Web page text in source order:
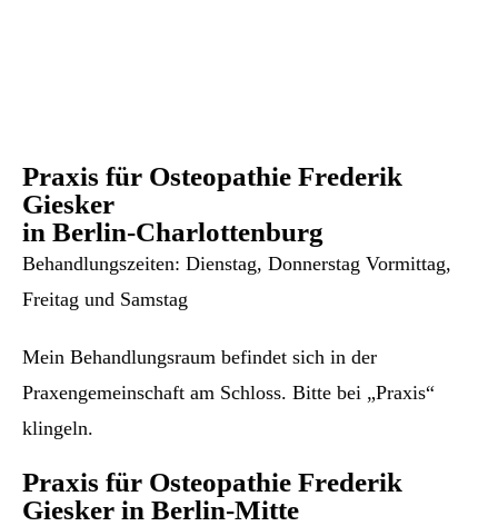
Praxis für Osteopathie Frederik
Giesker
in Berlin-Charlottenburg
Behandlungszeiten: Dienstag, Donnerstag Vormittag,
Freitag und Samstag
Mein Behandlungsraum befindet sich in der
Praxengemeinschaft am Schloss. Bitte bei „Praxis“
klingeln.
Praxis für Osteopathie Frederik
Giesker in Berlin-Mitte